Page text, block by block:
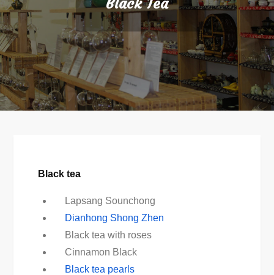
Black tea
Lapsang Sounchong
Dianhong Shong Zhen
Black tea with roses
Cinnamon Black
Black tea pearls